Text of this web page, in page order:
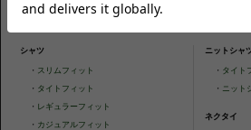
シャツ
・ スリムフィット
・ タイトフィット
・ レギュラーフィット
・ カジュアルフィット
ニットシャ
・ タイト
・ ニット
ネクタイ